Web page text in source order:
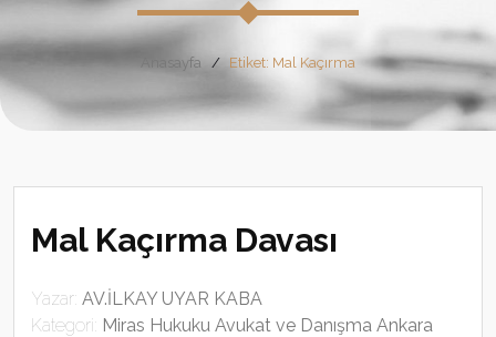
Anasayfa Etiket: Mal Kaçırma
Mal Kaçırma Davası
Yazar: AV.İLKAY UYAR KABA
Kategori: Miras Hukuku Avukat ve Danışma Ankara